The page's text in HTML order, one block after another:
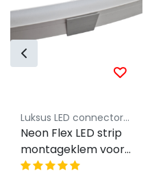
Luksus LED connectoren
Neon Flex LED strip
montageklem voor
Neonflex 16x16mm